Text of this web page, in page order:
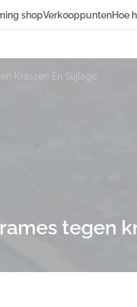
shop
Toebehoren
VerkooppuntenHoe
Krassen En Slijtage
tegen